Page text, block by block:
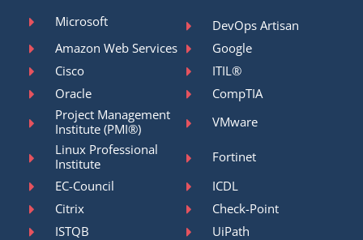
Microsoft
DevOps Artisan
Amazon Web Services
Google
Cisco
ITIL®
Oracle
CompTIA
Project Management
Institute (PMI®)
VMware
Linux Professional
Institute
Fortinet
EC-Council
ICDL
Citrix
Check-Point
ISTQB
UiPath